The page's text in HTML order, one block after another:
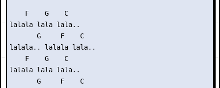
    F    G    C
lalala lala lala..
       G     F    C
lalala.. lalala lala..
    F    G    C
lalala lala lala..
       G     F    C